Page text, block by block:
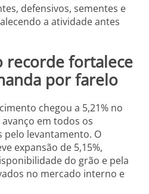
defensivos, sementes e
a atividade antes
recorde fortalece
por farelo
chegou a 5,21% no
em todos os
pelo levantamento. O
expansão de 5,15%,
do grão e pela
no mercado interno e